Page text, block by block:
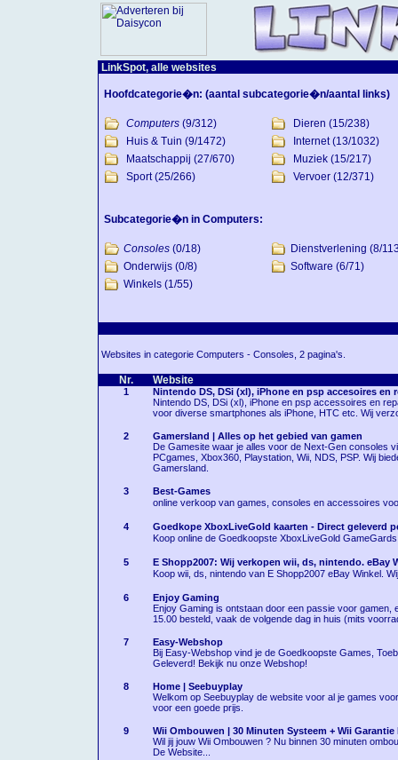
LinkSpot, alle websites
Hoofdcategorie�n: (aantal subcategorie�n/aantal links)
Computers (9/312) Dieren (15/238)
Huis & Tuin (9/1472) Internet(13/1032)
Maatschappij (27/670) Muziek (15/217)
Sport(25/266) Vervoer (12/371)
Subcategorie�n in Computers:
Consoles (0/18) Dienstverlening (8/
Onderwijs (0/8) Software (6/71)
Winkels (1/55)
Websites in categorie Computers - Consoles, 2 pagina's.
Nr. Website
1
Nintendo DS, DSi (xl), iPhone en psp accesoires en
Nintendo DS, DSi (xl), iPhone en psp accessoires en
voor diverse smartphones als iPhone, HTC etc. Wij
2
Gamersland | Alles op het gebied van gamen
De Gamesite waar je alles voor de Next-Gen consoles
PCgames, Xbox360, Playstation, Wii, NDS, PSP. Wij
Gamersland.
3
Best-Games
online verkoop van games, consoles en accessoires
4
Goedkope XboxLiveGold kaarten - Direct geleverd
Koop online de Goedkoopste XboxLiveGold
5
E Shopp2007: Wij verkopen wii, ds, nintendo. eBay
Koop wii, ds, nintendo van E Shopp2007 eBay Winkel.
6
Enjoy Gaming
Enjoy Gaming is ontstaan door een passie voor
15.00 besteld, vaak de volgende dag in huis (mits
7
Easy-Webshop
Bij Easy-Webshop vind je de Goedkoopste Games,
Geleverd! Bekijk nu onze Webshop!
8
Home | Seebuyplay
Welkom op Seebuyplay de website voor al je games
voor een goede prijs.
9
Wii Ombouwen | 30 Minuten Systeem + Wii
Wil jij jouw Wii Ombouwen ? Nu binnen 30 minuten
De Website...